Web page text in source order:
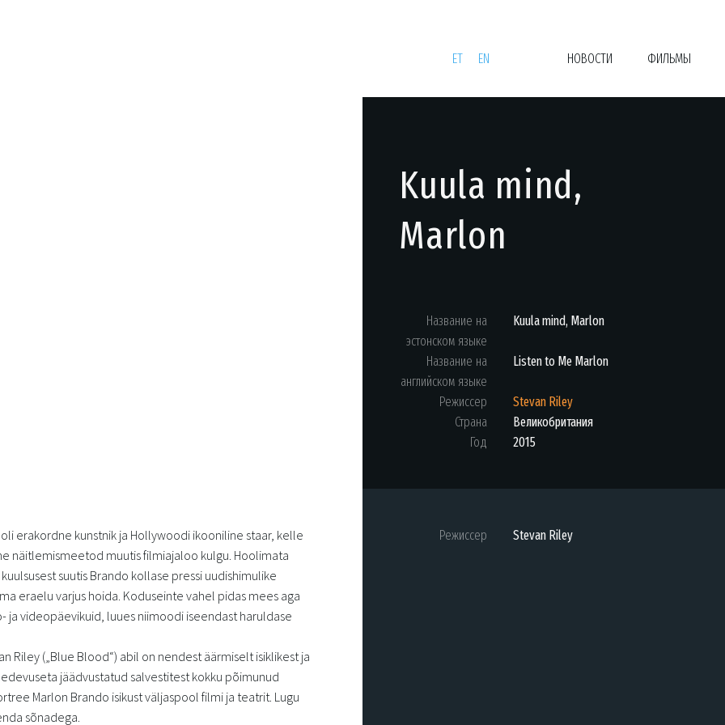
ET EN НОВОСТИ ФИЛЬМЫ
Kuula mind,
Marlon
Название на
эстонском языке
Kuula mind, Marlon
Название на
английском языке
Listen to Me Marlon
Режиссер
Stevan Riley
Страна
Великобритания
Год
2015
erakordne kunstnik ja Hollywoodi ikooniline staar, kelle
näitlemismeetod muutis filmiajaloo kulgu. Hoolimata
suutis Brando kollase pressi uudishimulike
eraelu varjus hoida. Koduseinte vahel pidas mees aga
ja videopäevikuid, luues niimoodi iseendast haruldase
Riley („Blue Blood“) abil on nendest äärmiselt isiklikest ja
jäädvustatud salvestitest kokku põimunud
Marlon Brando isikust väljaspool filmi ja teatrit. Lugu
sõnadega.
Режиссер Stevan Riley